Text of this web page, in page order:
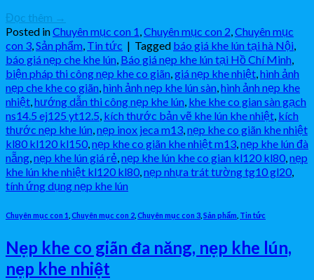
Đọc thêm →
Posted inChuyên mục con 1,Chuyên mục con 2,Chuyên mục
con 3,Sản phẩm, Tin tức | Tagged báo giá khe lún tại hà Nội,
báo giá nẹp che khe lún, Báo giá nẹp khe lún tại Hồ Chí Minh,
biện pháp thi công nẹp khe co giãn,giá nẹp khe nhiệt,hình ảnh
nẹp che khe co giãn,hình ảnh nẹp khe lún sàn,hình ảnh nẹp khe
nhiệt,hướng dẫn thi công nẹp khe lún, khe khe co gian sàn gạch
ns14.5 ej125 yt12.5, kích thước bản vẽ khe lún khe nhiệt, kích
thước nẹp khe lún,nẹp inox jeca m13,nẹp khe co giãn khe nhiệt
kl80 kl120 kl150,nẹp khe co giãn khe nhiệt m13,nẹp khe lún đà
nẵng,nẹp khe lún giá rẻ,nẹp khe lún khe co gian kl120 kl80,nẹp
khe lún khe nhiệt kl120 kl80,nẹp nhựa trát tường tg10 gl20,
tính ứng dụng nẹp khe lún
Chuyên mục con 1 Chuyên mục con 2 Chuyên mục con 3 Sản phẩm Tin tức
Nẹp khe co giãn đa năng, nẹp khe lún,
nẹp khe nhiệt